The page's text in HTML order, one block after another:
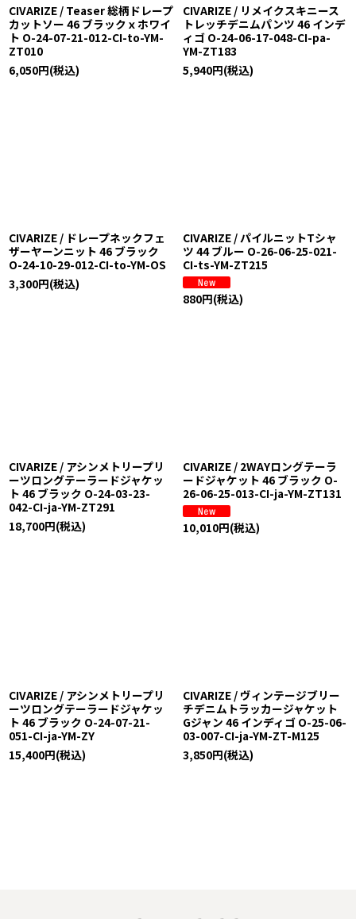
CIVARIZE / Teaser 総柄ドレープ
カットソー 46 ブラックｘホワイ
ト O-24-07-21-012-CI-to-YM-
ZT010
6,050円(税込)
CIVARIZE / リメイクスキニース
トレッチデニムパンツ 46 インデ
ィゴ O-24-06-17-048-CI-pa-
YM-ZT183
5,940円(税込)
CIVARIZE / ドレープネックフェ
ザーヤーンニット 46 ブラック
O-24-10-29-012-CI-to-YM-OS
3,300円(税込)
CIVARIZE / パイルニットTシャ
ツ 44 ブルー O-26-06-25-021-
CI-ts-YM-ZT215
880円(税込)
CIVARIZE / アシンメトリープリ
ーツロングテーラードジャケッ
ト 46 ブラック O-24-03-23-
042-CI-ja-YM-ZT291
18,700円(税込)
CIVARIZE / 2WAYロングテーラ
ードジャケット 46 ブラック O-
26-06-25-013-CI-ja-YM-ZT131
10,010円(税込)
CIVARIZE / アシンメトリープリ
ーツロングテーラードジャケッ
ト 46 ブラック O-24-07-21-
051-CI-ja-YM-ZY
15,400円(税込)
CIVARIZE / ヴィンテージブリー
チデニムトラッカージャケット
Gジャン 46 インディゴ O-25-06-
03-007-CI-ja-YM-ZT-M125
3,850円(税込)